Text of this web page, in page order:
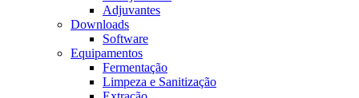
Adjuvantes
Downloads
Software
Equipamentos
Fermentação
Limpeza e Sanitização